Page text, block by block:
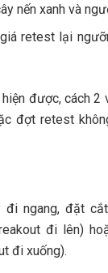
nến xanh và
retest lại
được, cách 2
đợt retest
ngang, đặt
đi lên)
đi xuống).